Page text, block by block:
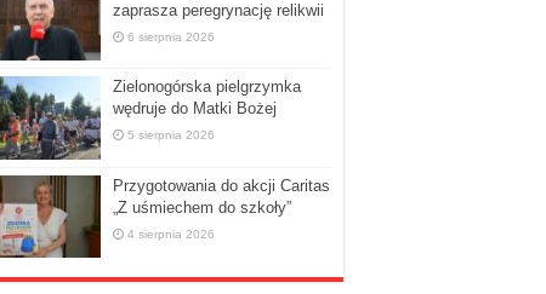
zaprasza peregrynację relikwii
6 sierpnia 2026
Zielonogórska pielgrzymka
wędruje do Matki Bożej
5 sierpnia 2026
Przygotowania do akcji Caritas
„Z uśmiechem do szkoły”
4 sierpnia 2026